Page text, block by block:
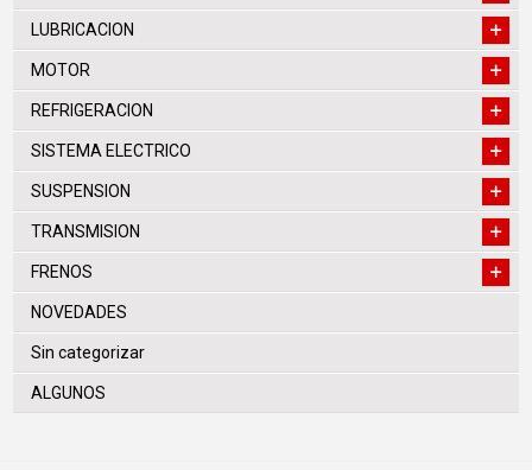
LUBRICACION
MOTOR
REFRIGERACION
SISTEMA ELECTRICO
SUSPENSION
TRANSMISION
FRENOS
NOVEDADES
Sin categorizar
ALGUNOS